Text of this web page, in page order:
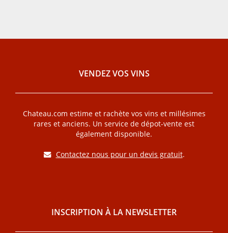
VENDEZ VOS VINS
Chateau.com estime et rachète vos vins et millésimes
rares et anciens. Un service de dépot-vente est
également disponible.
Contactez nous pour un devis gratuit.
INSCRIPTION À LA NEWSLETTER